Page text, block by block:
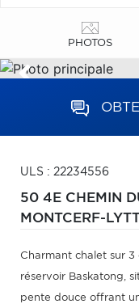
PHOTOS
ULS : 22234556
50 4E CHEMIN
MONTCERF-
Charmant chalet sur
réservoir Baskatong,
pente douce offrant